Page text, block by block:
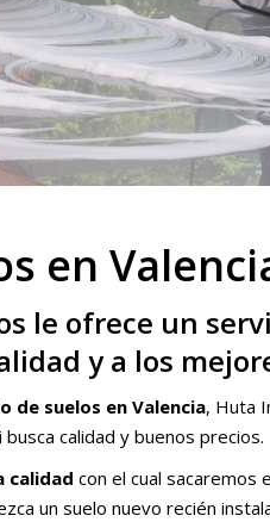
en
le ofrece un
y a los
de suelos en Valencia, Huta
calidad y buenos precios.
calidad con el cual sacaremos
un suelo nuevo recién